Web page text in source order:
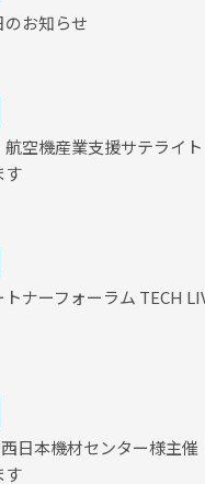
お知らせ
空機産業支援サテライ
す
ナーフォーラム TECH
日本機材センター様主催
す